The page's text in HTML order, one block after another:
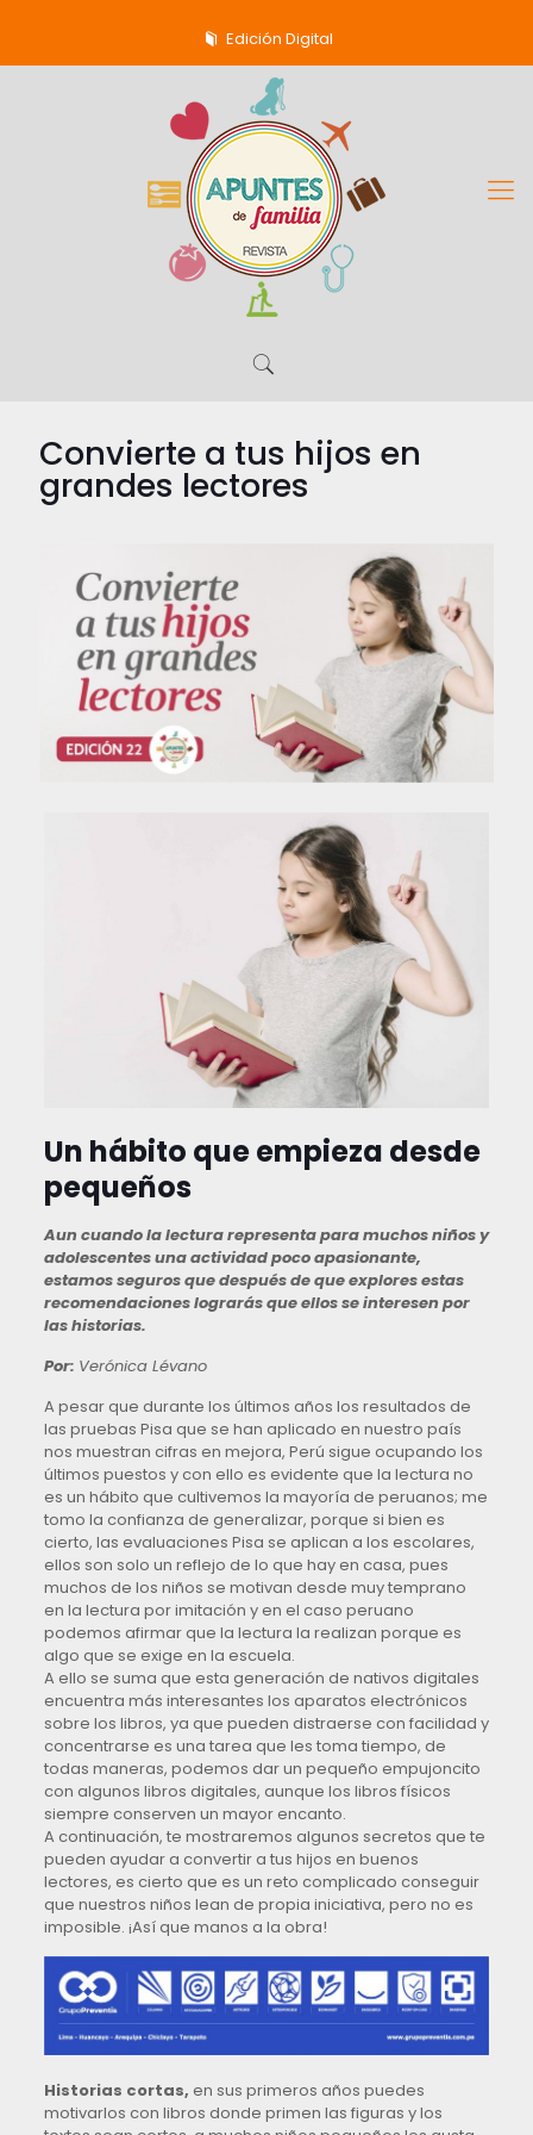
Edición Digital
Convierte a tus hijos en
grandes lectores
Un hábito que empieza desde
pequeños
Aun cuando la lectura representa para muchos niños y
adolescentes una actividad poco apasionante,
estamos seguros que después de que explores estas
recomendaciones lograrás que ellos se interesen por
las historias.
Por: Verónica Lévano
A pesar que durante los últimos años los resultados de
las pruebas Pisa que se han aplicado en nuestro país
nos muestran cifras en mejora, Perú sigue ocupando los
últimos puestos y con ello es evidente que la lectura no
es un hábito que cultivemos la mayoría de peruanos; me
tomo la confianza de generalizar, porque si bien es
cierto, las evaluaciones Pisa se aplican a los escolares,
ellos son solo un reflejo de lo que hay en casa, pues
muchos de los niños se motivan desde muy temprano
en la lectura por imitación y en el caso peruano
podemos afirmar que la lectura la realizan porque es
algo que se exige en la escuela.
A ello se suma que esta generación de nativos digitales
encuentra más interesantes los aparatos electrónicos
sobre los libros, ya que pueden distraerse con facilidad y
concentrarse es una tarea que les toma tiempo, de
todas maneras, podemos dar un pequeño empujoncito
con algunos libros digitales, aunque los libros físicos
siempre conserven un mayor encanto.
A continuación, te mostraremos algunos secretos que te
pueden ayudar a convertir a tus hijos en buenos
lectores, es cierto que es un reto complicado conseguir
que nuestros niños lean de propia iniciativa, pero no es
imposible. ¡Así que manos a la obra!
Historias cortas, en sus primeros años puedes
motivarlos con libros donde primen las figuras y los